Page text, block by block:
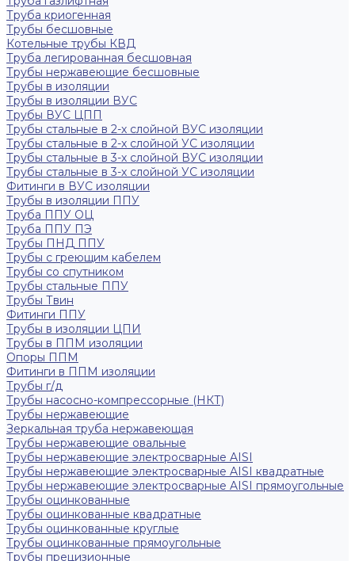
Труба криогенная
Трубы бесшовные
Котельные трубы КВД
Труба легированная бесшовная
Трубы нержавеющие бесшовные
Трубы в изоляции
Трубы в изоляции ВУС
Трубы ВУС ЦПП
Трубы стальные в 2-х слойной ВУС изоляции
Трубы стальные в 2-х слойной УС изоляции
Трубы стальные в 3-х слойной ВУС изоляции
Трубы стальные в 3-х слойной УС изоляции
Фитинги в ВУС изоляции
Трубы в изоляции ППУ
Труба ППУ ОЦ
Труба ППУ ПЭ
Трубы ПНД ППУ
Трубы с греющим кабелем
Трубы со спутником
Трубы стальные ППУ
Трубы Твин
Фитинги ППУ
Трубы в изоляции ЦПИ
Трубы в ППМ изоляции
Опоры ППМ
Фитинги в ППМ изоляции
Трубы г/д
Трубы насосно-компрессорные (НКТ)
Трубы нержавеющие
Зеркальная труба нержавеющая
Трубы нержавеющие овальные
Трубы нержавеющие электросварные AISI
Трубы нержавеющие электросварные AISI квадратные
Трубы нержавеющие электросварные AISI прямоугольные
Трубы оцинкованные
Трубы оцинкованные квадратные
Трубы оцинкованные круглые
Трубы оцинкованные прямоугольные
Трубы прецизионные